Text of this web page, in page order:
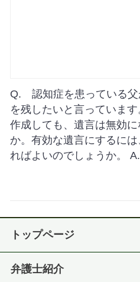
Q. 認知症を患っている父
を残したいと言っていま
作成しても、遺言は無効
か。有効な遺言にするに
ればよいのでしょうか。
トップページ
弁護士紹介